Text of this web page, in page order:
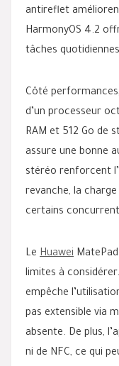
antireflet
HarmonyOS 4.2
tâches
Côté
d’un processeur
RAM et 512 Go de
assure une bonne
stéréo renforcent
revanche, la
certains
Le Huawei
limites à
empêche
pas extensible via
absente. De plus,
ni de NFC, ce qui